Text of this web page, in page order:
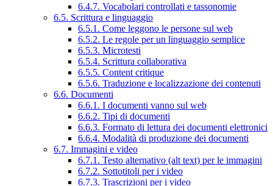
6.4.7. Vocabolari controllati e tassonomie
6.5. Scrittura e linguaggio
6.5.1. Come leggono le persone sul web
6.5.2. Le regole per un linguaggio semplice
6.5.3. Microtesti
6.5.4. Scrittura collaborativa
6.5.5. Content critique
6.5.6. Traduzione e localizzazione dei contenuti
6.6. Documenti
6.6.1. I documenti vanno sul web
6.6.2. Tipi di documenti
6.6.3. Formato di lettura dei documenti elettronici
6.6.4. Modalità di produzione dei documenti
6.7. Immagini e video
6.7.1. Testo alternativo (alt text) per le immagini
6.7.2. Sottotitoli per i video
6.7.3. Trascrizioni per i video